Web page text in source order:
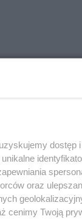
dostęp
oraz
cenimy Twoją